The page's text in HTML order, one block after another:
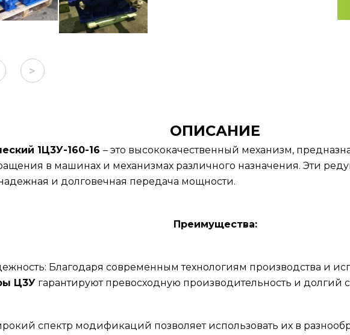
>
ОПИСАНИЕ
1Ц3У-160-16 – это высококачественный механизм,
в машинах и механизмах различного назначения. Эти
и долговечная передача мощности.
Преимущества:
Благодаря современным технологиям производства и
Ц3Угарантируют превосходную производительность и долгий
спектр модификаций позволяет использовать их в